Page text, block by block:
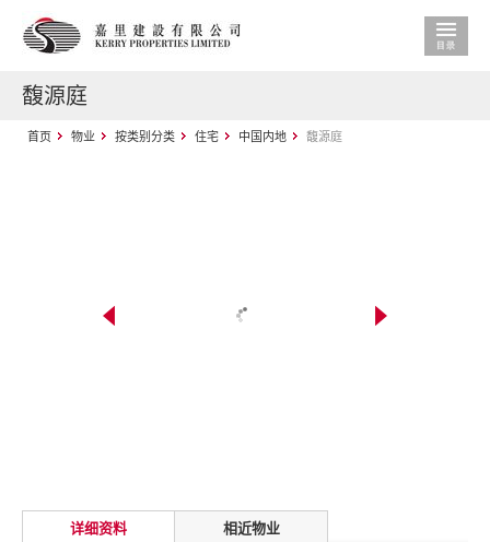
馥源庭
首页 物业 按类别分类 住宅 中国内地 馥源庭
详细资料 相近物业